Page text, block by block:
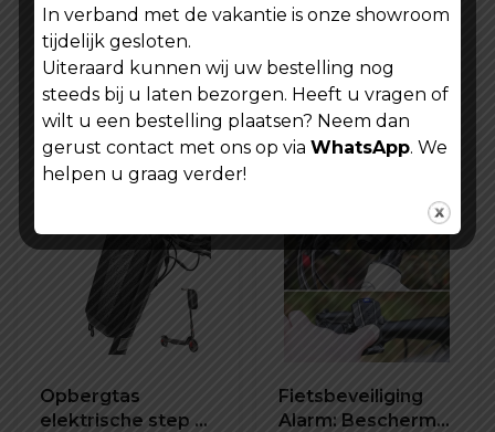
CST Fiets
binnenband
26X2.2/2.5 inch SV-
48mm
€ 9,99
Lees verder
draadloos alarm
24,99
prijs
was:
19,99
is:
Lees verder
Opbergtas
elektrische step E-
Fietsbeveiliging
Alarm: Bescherm
In verband met de vakantie is onze showroom
tijdelijk gesloten.
Uiteraard kunnen wij uw bestelling nog
steeds bij u laten bezorgen. Heeft u vragen of
wilt u een bestelling plaatsen? Neem dan
gerust contact met ons op via WhatsApp. We
helpen u graag verder!